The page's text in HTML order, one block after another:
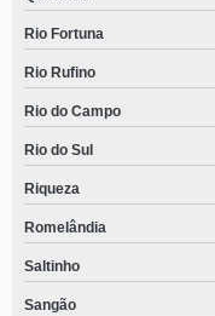
Rio Fortuna
Rio Rufino
Rio do Campo
Rio do Sul
Riqueza
Romelândia
Saltinho
Sangão